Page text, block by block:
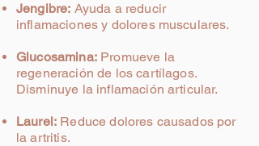
Jengibre: Ayuda a reducir
inflamaciones y dolores musculares.
Glucosamina:Promueve la
regeneración de loscartílagos.
Disminuye la inflamación articular.
Laurel: Reduce dolores causados por
la artritis.